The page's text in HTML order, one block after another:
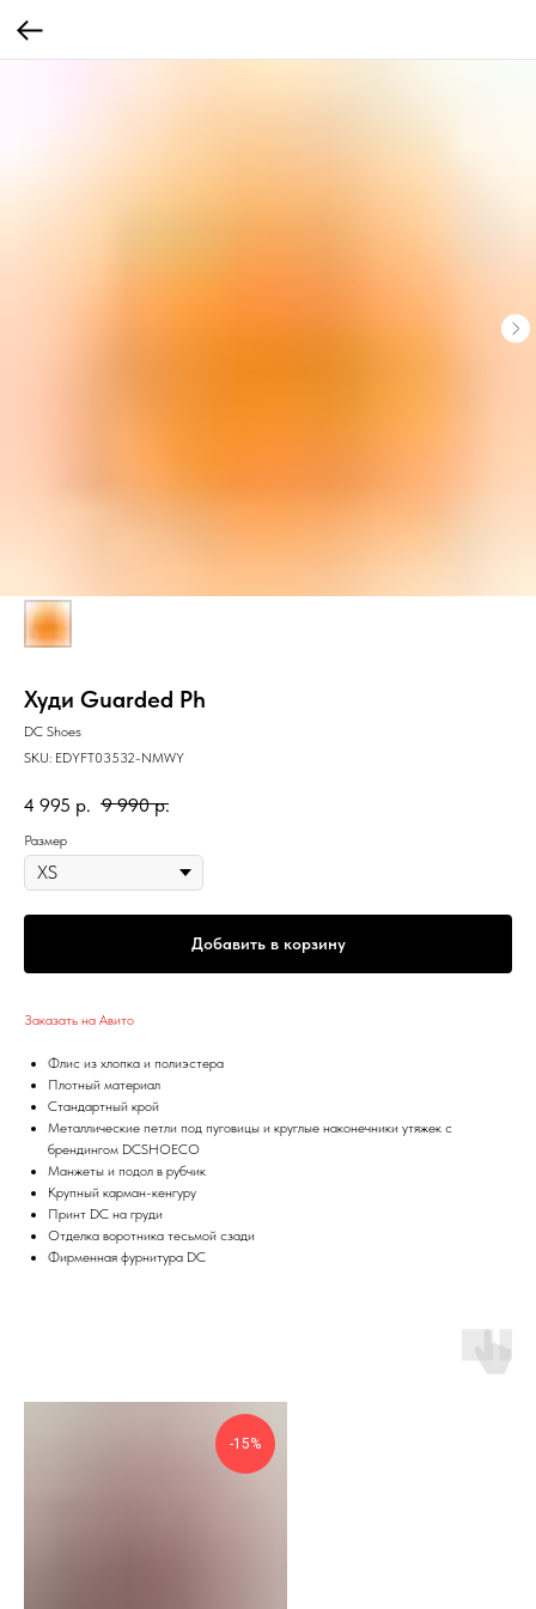
Худи Guarded Ph
DC Shoes
SKU: EDYFT03532-NMWY
4 995 р. 9 990 р.
Размер
Добавить в корзину
Заказать на Авито
Флис из хлопка и полиэстера
Плотный материал
Стандартный крой
Металлические петли под пуговицы и круглые наконечники утяжек с
брендингом DCSHOECO
Манжеты и подол в рубчик
Крупный карман-кенгуру
Принт DC на груди
Отделка воротника тесьмой сзади
Фирменная фурнитура DC
-15%